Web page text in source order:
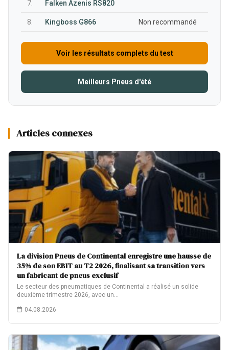
7. Falken Azenis RS820
8. Kingboss G866 Non recommandé
Voir les résultats complets du test
Meilleurs Pneus d'été
Articles connexes
La division Pneus de Continental enregistre une hausse de
35% de son EBIT au T2 2026, finalisant sa transition vers
un fabricant de pneus exclusif
Le secteur des pneumatiques de Continental a réalisé un solide
deuxième trimestre 2026, avec un…
04.08.2026